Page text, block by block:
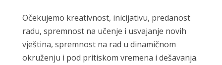
Očekujemo kreativnost, inicijativu, predanost
radu, spremnost na učenje i usvajanje novih
vještina, spremnost na rad u dinamičnom
okruženju i pod pritiskom vremena i dešavanja.